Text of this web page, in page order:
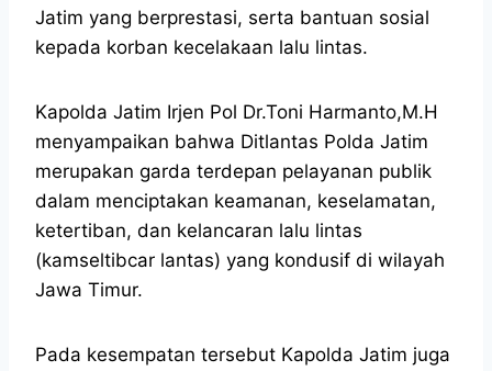
Jatim yang berprestasi, serta bantuan sosial
kepada korban kecelakaan lalu lintas.
Kapolda Jatim Irjen Pol Dr.Toni Harmanto,M.H
menyampaikan bahwa Ditlantas Polda Jatim
merupakan garda terdepan pelayanan publik
dalam menciptakan keamanan, keselamatan,
ketertiban, dan kelancaran lalu lintas
(kamseltibcar lantas) yang kondusif di wilayah
Jawa Timur.
Pada kesempatan tersebut Kapolda Jatim juga